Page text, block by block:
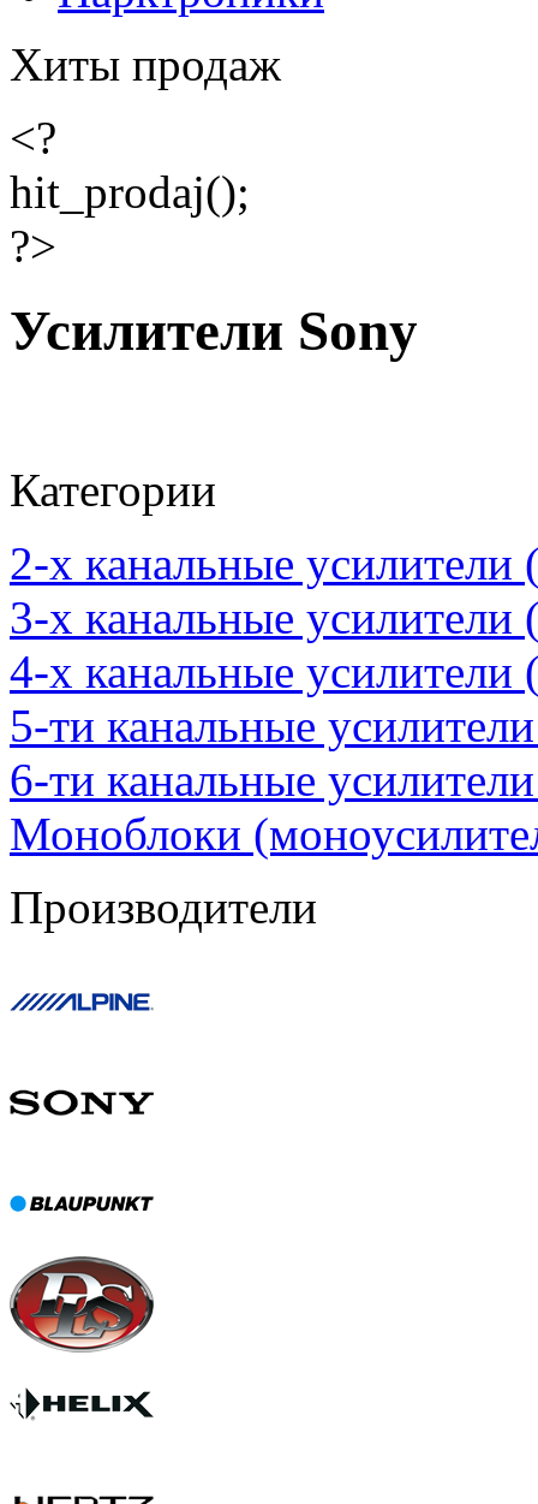
Хиты продаж
<?
hit_prodaj();
?>
Усилители Sony
Категории
2-х канальные усилители
3-х канальные усилители
4-х канальные усилители
5-ти канальные
6-ти канальные
Моноблоки
Производители